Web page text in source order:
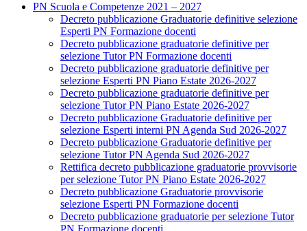
PN Scuola e Competenze 2021 – 2027
Decreto pubblicazione Graduatorie definitive selezione
Esperti PN Formazione docenti
Decreto pubblicazione graduatorie definitive per
selezione Tutor PN Formazione docenti
Decreto pubblicazione graduatorie definitive per
selezione Esperti PN Piano Estate 2026-2027
Decreto pubblicazione graduatorie definitive per
selezione Tutor PN Piano Estate 2026-2027
Decreto pubblicazione Graduatorie definitive per
selezione Esperti interni PN Agenda Sud 2026-2027
Decreto pubblicazione Graduatorie definitive per
selezione Tutor PN Agenda Sud 2026-2027
Rettifica decreto pubblicazione graduatorie provvisorie
per selezione Tutor PN Piano Estate 2026-2027
Decreto pubblicazione Graduatorie provvisorie
selezione Esperti PN Formazione docenti
Decreto pubblicazione graduatorie per selezione Tutor